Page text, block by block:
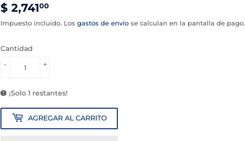
$ 2,74100
2,741.00
Impuesto incluido. Los gastos de envío se calculan en la pantalla de pago.
Cantidad
+
-
¡Solo 1 restantes!
AGREGAR AL CARRITO